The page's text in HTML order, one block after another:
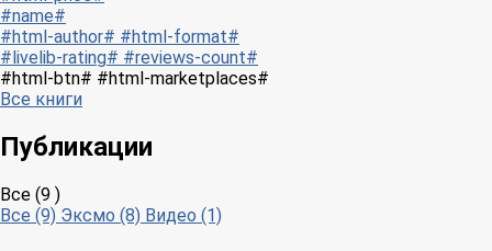
#name#
#html-author# #html-format#
#livelib-rating# #reviews-count#
#html-btn# #html-marketplaces#
Все книги
Публикации
Все (9 )
Все (9) Эксмо (8) Видео (1)